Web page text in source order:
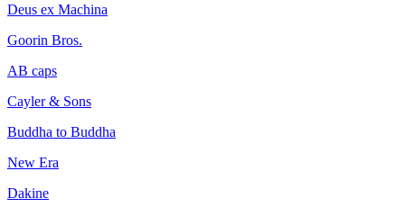
Deus ex Machina
Goorin Bros.
AB caps
Cayler & Sons
Buddha to Buddha
New Era
Dakine